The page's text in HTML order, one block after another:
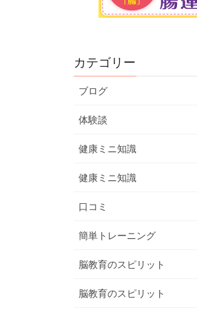
カテゴリー
ブログ
体験談
健康ミニ知識
健康ミニ知識
口コミ
簡単トレーニング
脳教育のスピリット
脳教育のスピリット